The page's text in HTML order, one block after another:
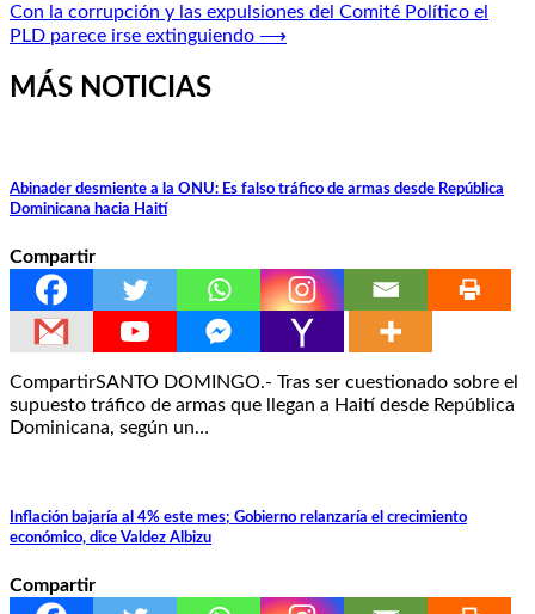
entradas
Con la corrupción y las expulsiones del Comité Político el
PLD parece irse extinguiendo ⟶
MÁS NOTICIAS
Abinader desmiente a la ONU: Es falso tráfico de armas desde República
Dominicana hacia Haití
Compartir
CompartirSANTO DOMINGO.- Tras ser cuestionado sobre el
supuesto tráfico de armas que llegan a Haití desde República
Dominicana, según un…
Inflación bajaría al 4% este mes; Gobierno relanzaría el crecimiento
económico, dice Valdez Albizu
Compartir